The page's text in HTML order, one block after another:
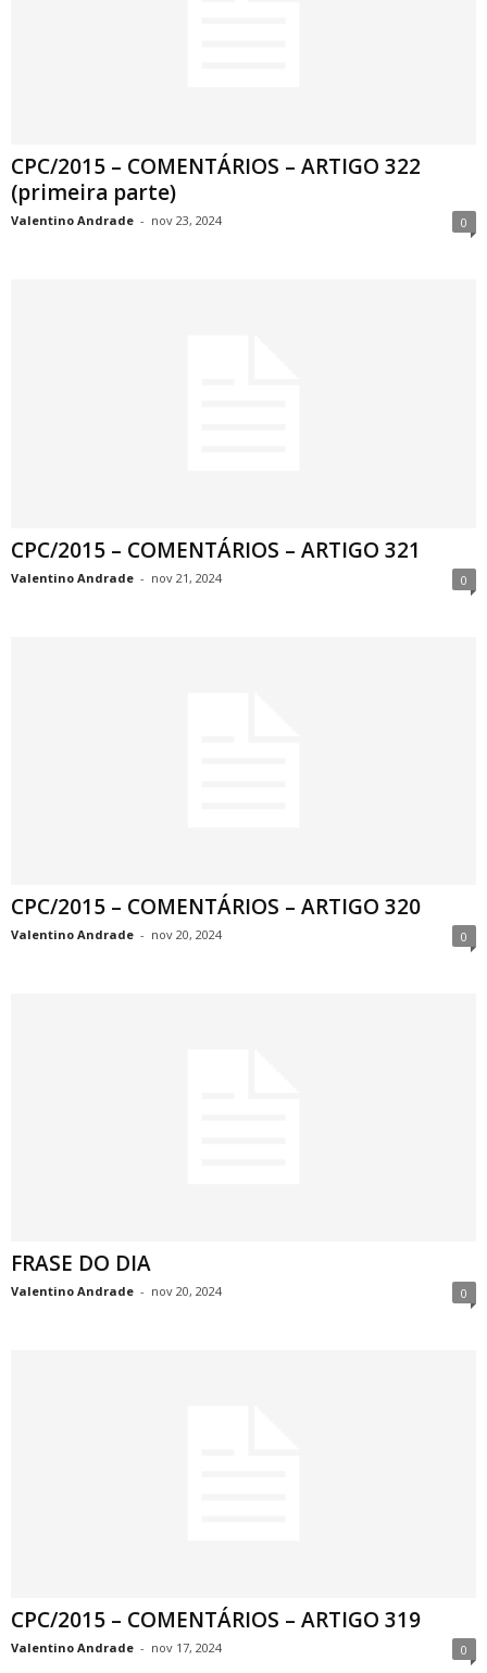
CPC/2015 – COMENTÁRIOS – ARTIGO 322
(primeira parte)
Valentino Andrade - nov 23, 2024 0
CPC/2015 – COMENTÁRIOS – ARTIGO 321
Valentino Andrade - nov 21, 2024 0
CPC/2015 – COMENTÁRIOS – ARTIGO 320
Valentino Andrade - nov 20, 2024 0
FRASE DO DIA
Valentino Andrade - nov 20, 2024 0
CPC/2015 – COMENTÁRIOS – ARTIGO 319
Valentino Andrade - nov 17, 2024 0